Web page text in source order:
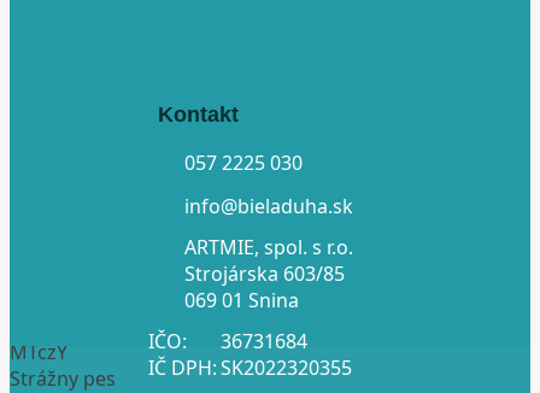
Kontakt
057 2225 030
info@bieladuha.sk
ARTMIE, spol. s r.o.
Strojárska 603/85
069 01 Snina
IČO:
36731684
IČ DPH:SK2022320355
MTczY
Strážny pes